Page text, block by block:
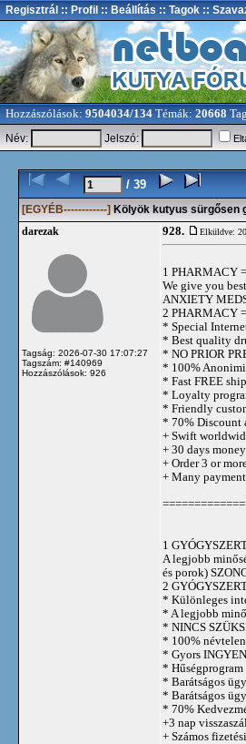
Regisztrál :: Profil :: Beállítás :: Tagok ::
Hozzászólások: 9504034/134 Témák: 20668
Név: Jelszó:
/ 39
[EGYÉB------------] Kölyök kutyus sürgősen
darezak
Tagság: 2026-07-30 17:07:27
Tagszám: #140969
Hozzászólások: 926
928. Elküldve:
1 PHARMACY
We give you
ANXIETY
2 PHARMACY
* Special
* Best quality
* NO PRIOR
* 100%
* Fast FREE
* Loyalty
* Friendly
* 70% Discount
+ Swift
+ 30 days
+ Order 3 or
+ Many
1
A legjobb
és porok)
2
* Különleges
* A legjobb
* NINCS
* 100%
* Gyors
* Hűségprogram
* Barátságos
* Barátságos
* 70%
+3 nap
+ Számos